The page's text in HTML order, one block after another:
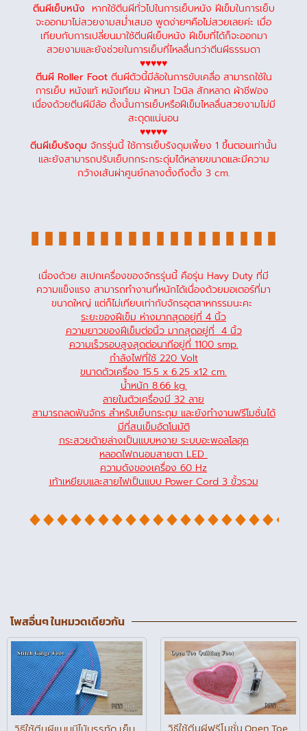
ตีนผีเย็บหนัง หากใช้ตีนผีทั่วไปในการเย็บหนัง ฝีเข็มในการเย็บ
จะออกมาไม่สวยงามสม่ำเสมอ พูดง่ายๆคือไม่สวยเลยค่ะ เมื่อ
เทียบกับการเปลี่ยนมาใช้ตีนผีเย็บหนัง ฝีเข็มที่ได้ก็จะออกมา
สวยงามและยังช่วยในการเย็บที่ไหลลื่นกว่าตีนผีธรรมดา
♥♥♥♥♥
ตีนผี Roller Footตีนผีตัวนี้มีล้อในการขับเคลื่อ สามารถใช้ใน
การเย็บ หนังแท้ หนังเทียม ผ้าหนา ไวนิล สักหลาด ผ้าชีฟอง
เนื่องด้วยตีนผีมีล้อ ดั้งนั้นการเย็บหรือฝีเข็มไหลลื่นสวยงามไม่มี
สะดุดแน่นอน
♥♥♥♥♥
ตีนผีเย็บรังดุม จักรรุ่นนี้ ใช้การเย็บรังดุมเพี้ยง 1 ขึ้นตอนเท่านั้น
และยังสามารถปรับเย็บกกระกระดุ่มได้หลายขนาดและมีความ
กว้างเส้นผ่าศูนย์กลางตั้งถึงตั้ง 3 cm.
เนื่องด้วย สเปกเครื่องของจักรรุ่นนี้ คือรุ่น Havy Duty ที่มี
ความแข็งแรง สามารถทำงานที่หนักได้เนื่องด้วยมอเตอร์ที่มา
ขนาดใหญ่ แต่ก็ไม่เทียบเท่ากับจักรอุตสาหกรรมนะคะ
ระยะของฝีเข็ม ห่างมากสุดอยุ่ที่ 4 นิ้ว
ความยาวของฝีเข็มต่อนิ้ว มากสุดอยู่ที่ 4 นิ้ว
ความเร็วรอบสูงสุดต่อนาทีอยู่ที่ 1100 smp.
กำลังไฟที่ใช้ 220 Volt
ขนาดตัวเครื่อง 15.5 x 6.25 x12 cm.
น้ำหนัก 8.66 kg.
ลายในตัวเครื่องมี 32 ลาย
สามารถลดฟันจักร สำหรับเย็บกระดุม และยังทำงานฟรีโมชั่นได้
มีที่สนเข็มอัตโนมัติ
กระสวยด้ายล่างเป็นแบบหงาย ระบบอะพอลโลฮุค
หลอดไฟถนอมสายตา LED
ความดังของเครื่อง 60 Hz
เท้าเหยียบและสายไฟเป็นแบบ Power Cord 3 ขั้วรวม
โพสอื่นๆ ในหมวดเดียวกัน